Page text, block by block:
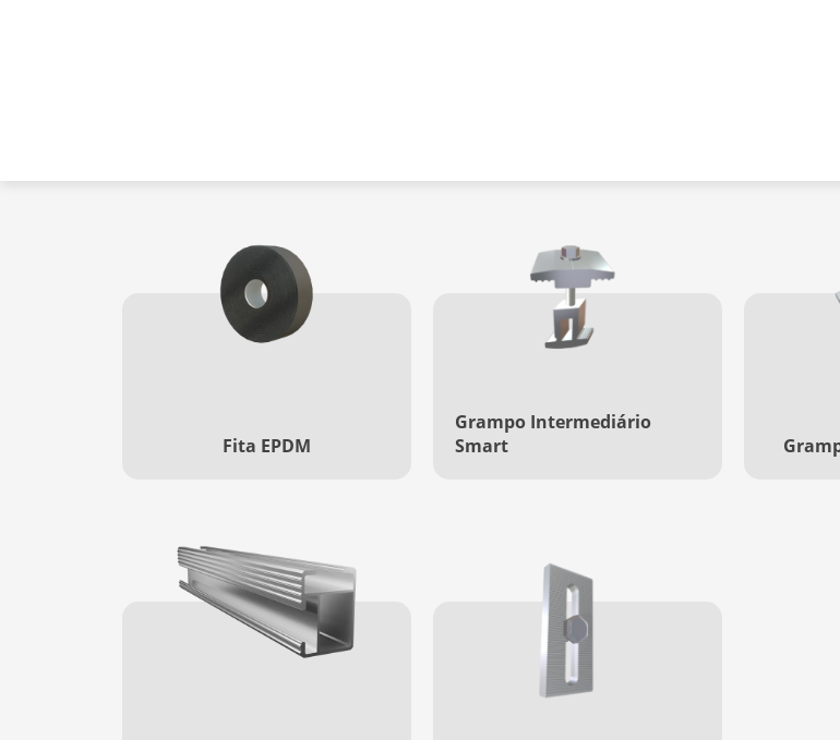
e descubra como podemos ajudá-lo a encontrar a melhor opção para suas
Fita EPDM
Grampo Intermediário
Smart